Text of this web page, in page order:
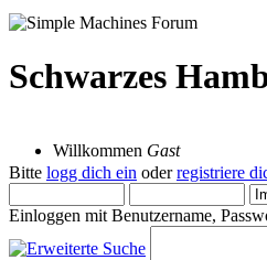
Schwarzes
Willkommen Gast
Bitte logg dich ein oderregistriere
Einloggen mit Benutzername,